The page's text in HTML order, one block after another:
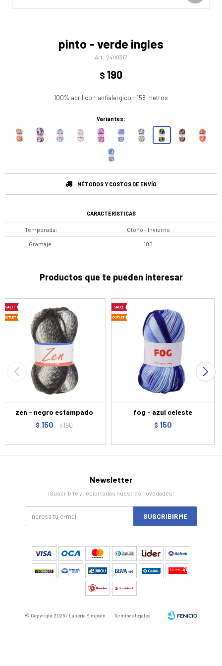
pinto - verde ingles
24110317
$ 190
100% acrilico - antialergico - 158 metros
Variantes:
MÉTODOS Y COSTOS DE ENVÍO
CARACTERÍSTICAS
Temporada Otoño - Invierno
Gramaje 100
Productos que te pueden interesar
zen - negro estampado
$ 150 $190
fog - azul celeste
$ 150
Newsletter
¡Suscribite y recibí todas nuestras novedades!
SUSCRIBIRME
© Copyright 2026 / Laneria Simpson Términos legales